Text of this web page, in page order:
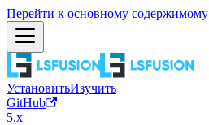
Перейти к основному содержимому
УстановитьИзучить
GitHub
5.x